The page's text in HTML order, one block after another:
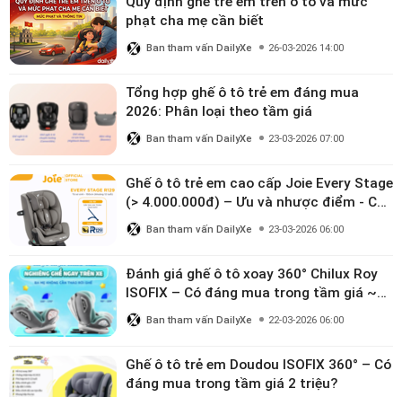
phạt cha mẹ cần biết
Ban tham vấn DailyXe 26-03-2026 14:00
Tổng hợp ghế ô tô trẻ em đáng mua
2026: Phân loại theo tầm giá
Ban tham vấn DailyXe 23-03-2026 07:00
Ghế ô tô trẻ em cao cấp Joie Every Stage
(> 4.000.000đ) – Ưu và nhược điểm - Có
đáng đầu tư cho bé từ 0–12 tuổi?
Ban tham vấn DailyXe 23-03-2026 06:00
Đánh giá ghế ô tô xoay 360° Chilux Roy
ISOFIX – Có đáng mua trong tầm giá ~3
triệu
Ban tham vấn DailyXe 22-03-2026 06:00
Ghế ô tô trẻ em Doudou ISOFIX 360° – Có
đáng mua trong tầm giá 2 triệu?